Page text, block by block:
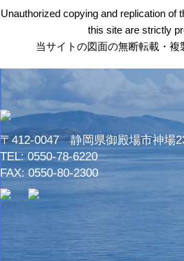
Unauthorized copying and replication of
this site are strictly
当サイトの図面の無断転載・複
〒412-0047 静岡県御殿場市神場
TEL:0550-78-6220
FAX: 0550-80-2300